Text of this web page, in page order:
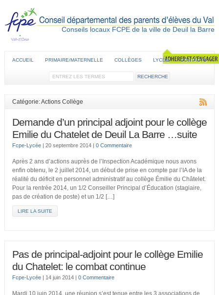
Conseils locaux FCPE de la ville de Deuil la Barre
ACCUEIL PRIMAIRE/MATERNELLE COLLÈGES LYCÉE CONTACTS
Catégorie: Actions Collège
Demande d’un principal adjoint pour le collège
Emilie du Chatelet de Deuil La Barre …suite
Fcpe-Lycée| 20 septembre 2014 | 0 Commentaire
Après 2 ans d’actions auprès de l’Inspection Académique nous avons
enfin obtenu, le 2 juillet 2014, un début de prise en compte par l’IA de la
réalité du déficit en personnel administratif au collège Émilie du Châtelet.
Pour la rentrée 2014, un 1/2 Conseiller Principal d’Éducation (stagiaire,
pas de création de poste) et un 1/2 […]
LIRE LA SUITE
Pas de principal-adjoint pour le collège Emilie
du Chatelet: le combat continue
Fcpe-Lycée| 14 juin 2014 | 0 Commentaire
Mardi 10 juin 2014, une réunion s’est tenue entre les 3 associations de